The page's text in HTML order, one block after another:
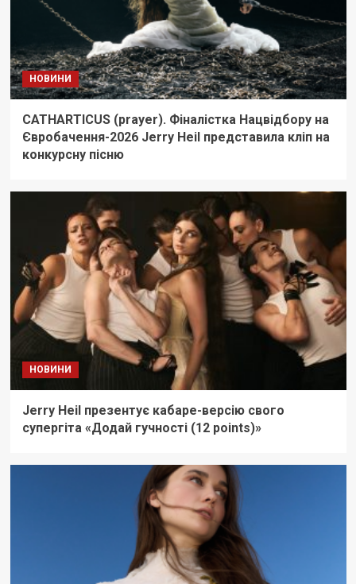
НОВИНИ
CATHARTICUS (prayer). Фіналістка Нацвідбору на
Євробачення-2026 Jerry Heil представила кліп на
конкурсну пісню
НОВИНИ
Jerry Heil презентує кабаре-версію свого
супергіта «Додай гучності (12 points)»